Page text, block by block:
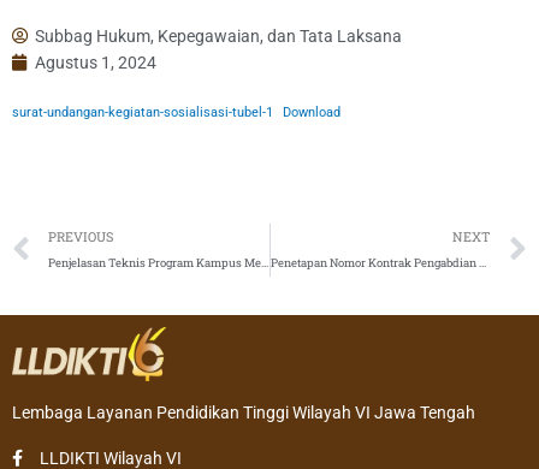
Subbag Hukum, Kepegawaian, dan Tata Laksana
Agustus 1, 2024
surat-undangan-kegiatan-sosialisasi-tubel-1 Download
Prev
PREVIOUS
Penjelasan Teknis Program Kampus Merdeka Mandiri Membangun Desa/KKN Tematik dan Proyek Kemanusiaan
NEXT
Penetapan Nomor Kontrak Pengabdian kepada Masyarakat Tahun 2024 Batch II, KATALIS dan Bantuan Luaran Prototipe
Lembaga Layanan Pendidikan Tinggi Wilayah VI Jawa Tengah
LLDIKTI Wilayah VI